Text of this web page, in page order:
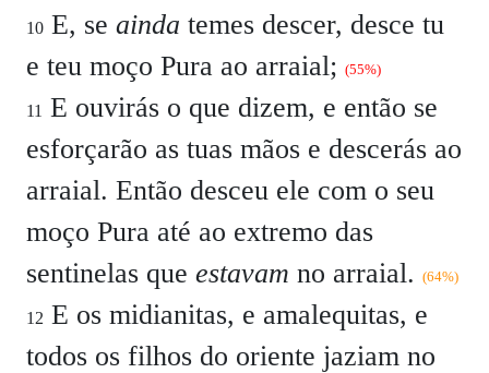
10 E, se ainda temes descer, desce tu
e teu moço Pura ao arraial; (55%)
11 E ouvirás o que dizem, e então se
esforçarão as tuas mãos e descerás ao
arraial. Então desceu ele com o seu
moço Pura até ao extremo das
sentinelas que estavam no arraial. (64%)
12 E os midianitas, e amalequitas, e
todos os filhos do oriente jaziam no